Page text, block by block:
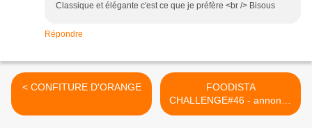
Classique et élégante c'est ce que je préfère <br /> Bisous
Répondre
< CONFITURE D'ORANGE
FOODISTA
CHALLENGE#46 - annonce
de la nouvelle marraine >